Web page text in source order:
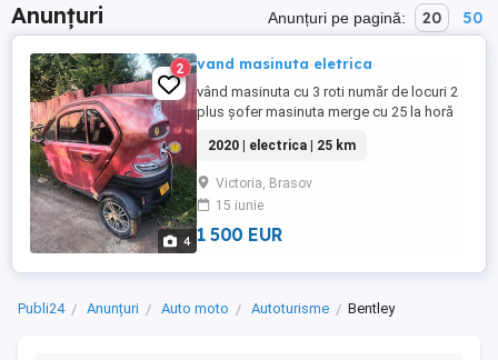
Anunțuri Anunțuri pe pagină: 20 50
4
2 vand masinuta eletrica
vând masinuta cu 3 roti număr de locuri 2
plus șofer masinuta merge cu 25 la horă
milioanele negociabil
2020 | electrica | 25 km
Victoria, Brasov
15 iunie
1 500 EUR
Publi24 Anunțuri Auto moto Autoturisme Bentley